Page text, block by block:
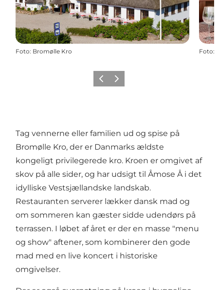
Foto: Bromølle Kro Foto:
ForrigeNæste
Tag vennerne eller familien ud og spise på
Bromølle Kro, der er Danmarks ældste
kongeligt privilegerede kro. Kroen er omgivet af
skov på alle sider, og har udsigt til Åmose Å i det
idylliske Vestsjællandske landskab.
Restauranten serverer lækker dansk mad og
om sommeren kan gæster sidde udendørs på
terrassen. I løbet af året er der en masse "menu
og show" aftener, som kombinerer den gode
mad med en live koncert i historiske
omgivelser.